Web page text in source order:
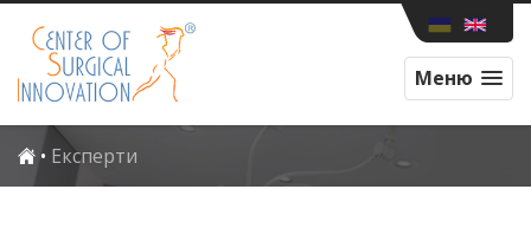
Меню
• Експерти